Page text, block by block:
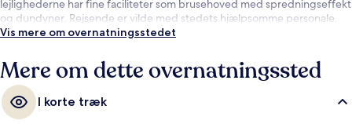
lejlighederne har fine faciliteter som brusehoved med spredningseffekt
og dundyner. Rejsende er vilde med stedets hjælpsomme personale.
Vis mere om overnatningsstedet
Mere om dette overnatningssted
I korte træk